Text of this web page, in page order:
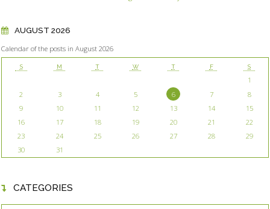
AUGUST 2026
Calendar of the posts in August 2026
S M T W T F S
1
2
3 4 5 6 7
8
9
10 11 12 13 14
15
16
17 18 19 20 21
22
23
24 25 26 27 28
29
30
31
CATEGORIES